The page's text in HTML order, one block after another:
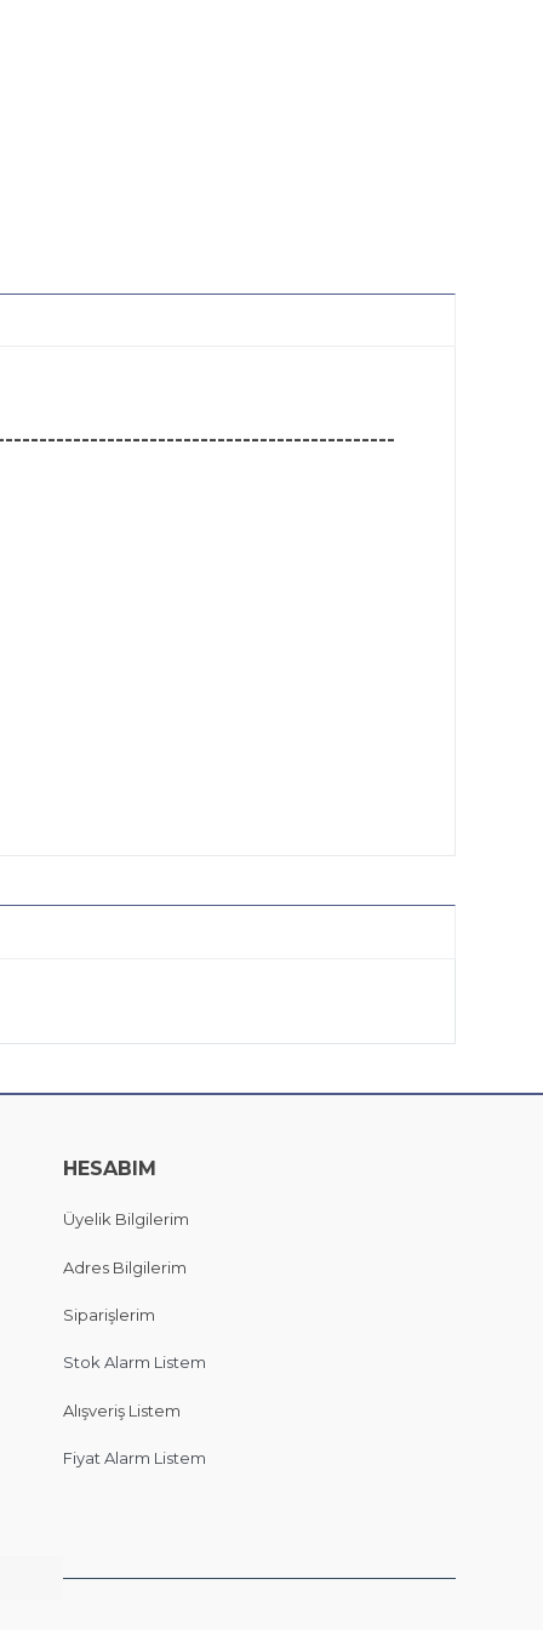
HESABIM
Üyelik Bilgilerim
Adres Bilgilerim
Siparişlerim
Stok Alarm Listem
Alışveriş Listem
Fiyat Alarm Listem